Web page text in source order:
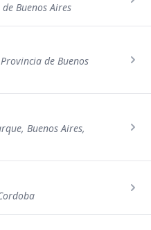
Buenos Aires
de Buenos
Buenos Aires,